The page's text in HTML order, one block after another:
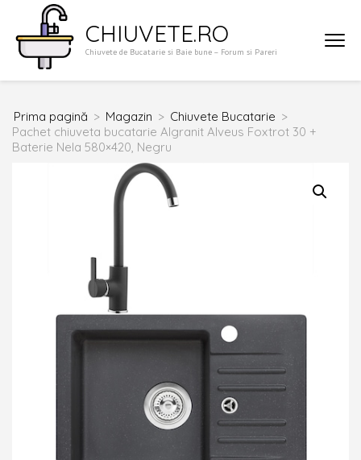
conținut
(apasă
Enter)
CHIUVETE.RO
Chiuvete de Bucatarie si Baie bune – Forum si Pareri
Prima pagină > Magazin > Chiuvete Bucatarie >
Pachet chiuveta bucatarie Algranit Alveus Foxtrot 30 +
Baterie Nela 580×420, Negru